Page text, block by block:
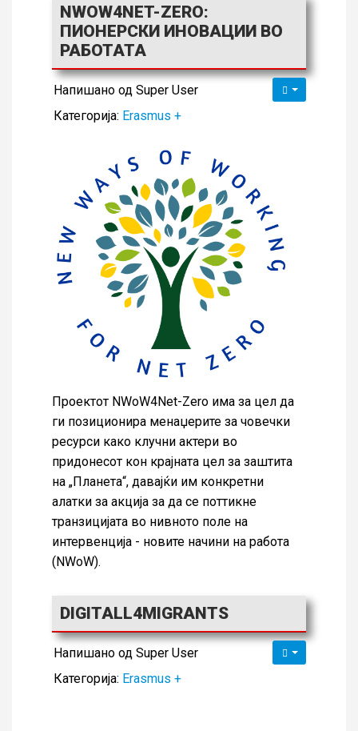
NWOW4NET-ZERO:
ПИОНЕРСКИ ИНОВАЦИИ ВО
РАБОТАТА
Напишано од Super User
Категорија: Erasmus +
Проектот NWoW4Net-Zero има за цел да
ги позиционира менаџерите за човечки
ресурси како клучни актери во
придонесот кон крајната цел за заштита
на „Планета“, давајќи им конкретни
алатки за акција за да се поттикне
транзицијата во нивното поле на
интервенција - новите начини на работа
(NWoW).
DIGITALL4MIGRANTS
Напишано од Super User
Категорија: Erasmus +